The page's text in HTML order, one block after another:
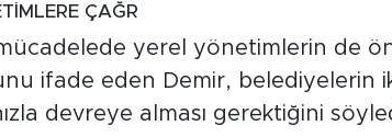
ÇAĞR
yerel yönetimlerin de
ifade eden Demir, belediyelerin
devreye alması gerektiğini